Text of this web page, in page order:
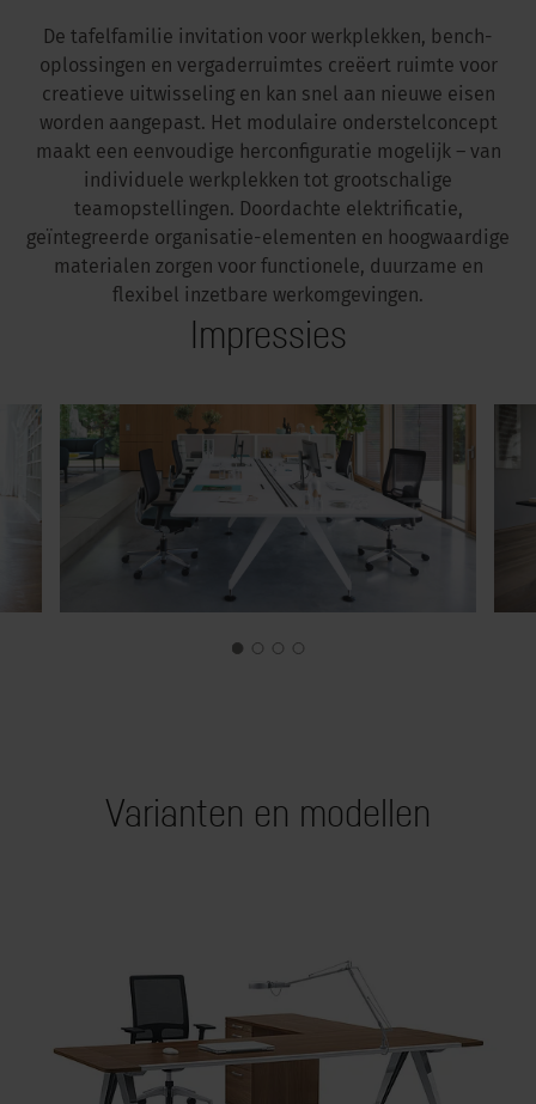
De tafelfamilie invitation voor werkplekken, bench-
oplossingen en vergaderruimtes creëert ruimte voor
creatieve uitwisseling en kan snel aan nieuwe eisen
worden aangepast. Het modulaire onderstelconcept
maakt een eenvoudige herconfiguratie mogelijk – van
individuele werkplekken tot grootschalige
teamopstellingen. Doordachte elektrificatie,
geïntegreerde organisatie-elementen en hoogwaardige
materialen zorgen voor functionele, duurzame en
flexibel inzetbare werkomgevingen.
Impressies
Varianten en modellen